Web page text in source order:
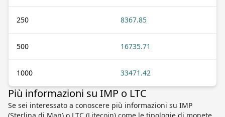
250 8367.85
500 16735.71
1000 33471.42
Più informazioni su IMP o LTC
Se sei interessato a conoscere più informazioni su IMP